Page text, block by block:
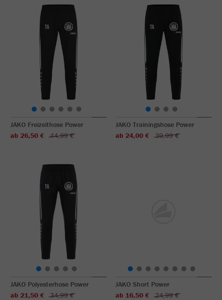
JAKO Freizeithose Power
ab 26,50 €
44,99 €
JAKO Trainingshose Power
ab 24,00 €
39,99 €
JAKO Polyesterhose Power
ab 21,50 €
34,99 €
JAKO Short Power
ab 16,50 €
24,99 €